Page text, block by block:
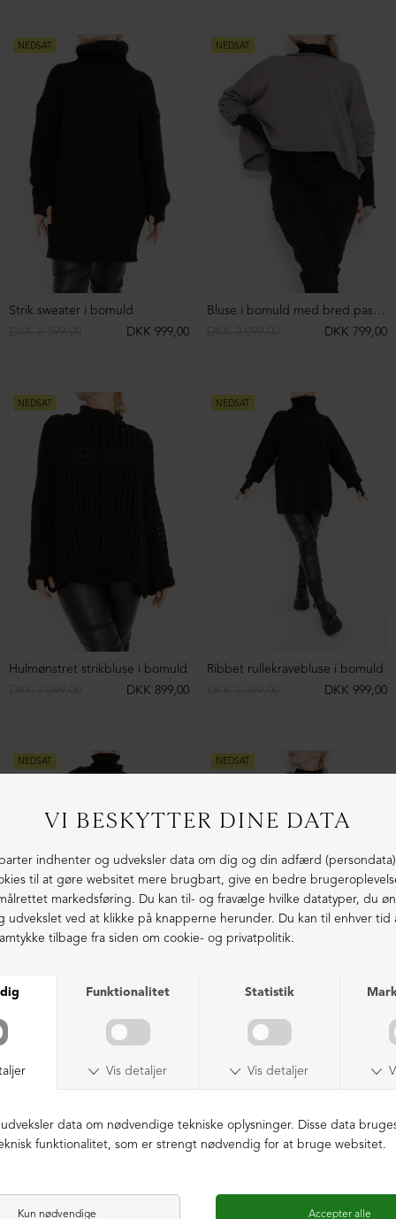
Lang cardigan med lynlås
DKK 899,00
DKK 2.199,00
Lang cardigan med lynlås
DKK 899,00
DKK 2.199,00
NEDSAT
Lang cardigan med lynlås
DKK 899,00
DKK 2.199,00
Asymmetrisk og rå t-shirt
DKK 399,00
DKK 759,00
NEDSAT
Baggy bukser
NEDSAT
Baggy bukser
NEDSAT
Baggy bukser
DKK 699,00
DKK 1.199,00
NEDSAT
Bootcut bukser i frotté
DKK 499,00
DKK 1.299,00
NEDSAT ØKOLOGISK BOMULD